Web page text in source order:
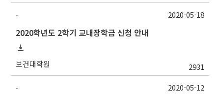
-
2020학년도 2학기 교내장학금 신청 안내
보건대학원 2931
2020-05-18
- 2020-05-12